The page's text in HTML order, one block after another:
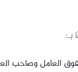
العامل وصاحب